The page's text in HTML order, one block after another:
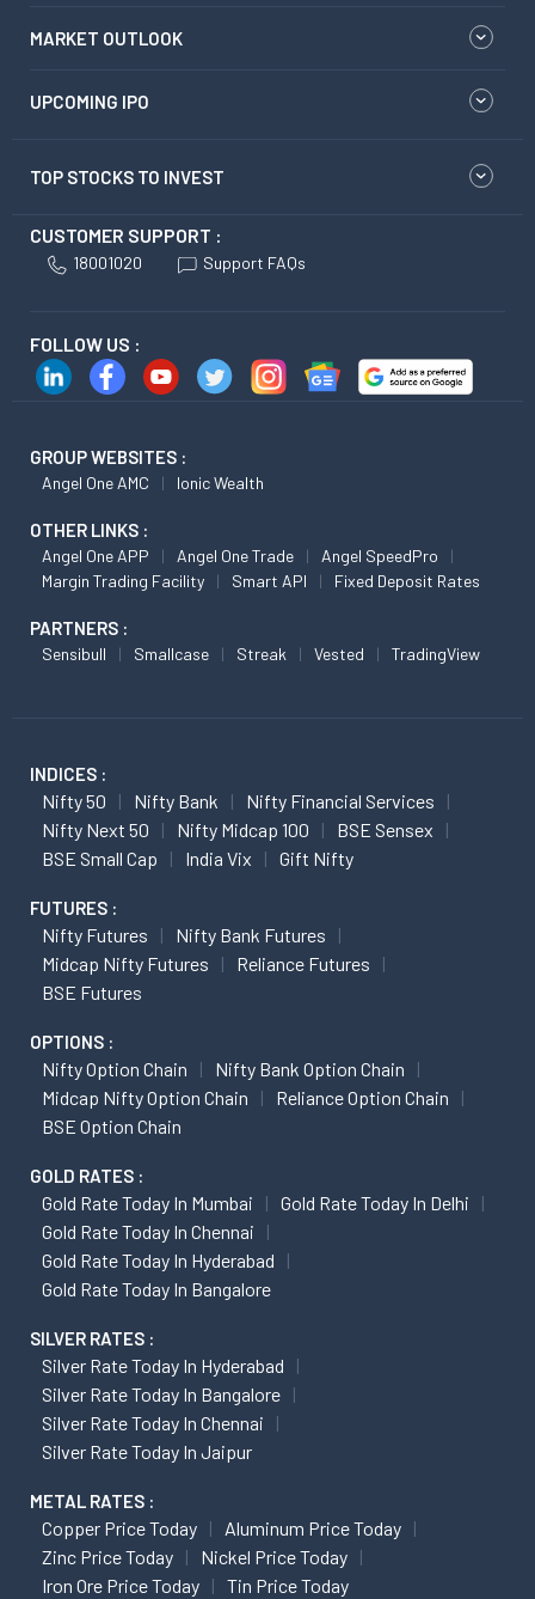
MARKET OUTLOOK
UPCOMING IPO
TOP STOCKS TO INVEST
CUSTOMER SUPPORT :
18001020 Support FAQs
FOLLOW US :
GROUP WEBSITES :
Angel One AMC Ionic Wealth
OTHER LINKS :
Angel One APP Angel One Trade
Angel SpeedPro
Margin Trading Facility
Smart API Fixed Deposit Rates
PARTNERS :
Sensibull Smallcase Streak Vested TradingView
INDICES :
Nifty 50 Nifty Bank
Nifty Financial Services
Nifty Next 50
Nifty Midcap 100
BSE Sensex
BSE Small Cap
India Vix Gift Nifty
FUTURES :
Nifty Futures
Nifty Bank Futures
Midcap Nifty Futures
Reliance Futures
BSE Futures
OPTIONS :
Nifty Option Chain
Nifty Bank Option Chain
Midcap Nifty Option Chain
Reliance Option Chain
BSE Option Chain
GOLD RATES :
Gold Rate Today In Mumbai
Gold Rate Today In Delhi
Gold Rate Today In Chennai
Gold Rate Today In Hyderabad
Gold Rate Today In Bangalore
SILVER RATES :
Silver Rate Today In Hyderabad
Silver Rate Today In Bangalore
Silver Rate Today In Chennai
Silver Rate Today In Jaipur
METAL RATES :
Copper Price Today
Aluminum Price Today
Zinc Price Today
Nickel Price Today
Iron Ore Price Today
Tin Price Today